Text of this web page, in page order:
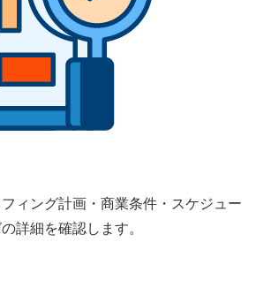
ィング計画・商業条件・スケジュー
詳細を確認します。